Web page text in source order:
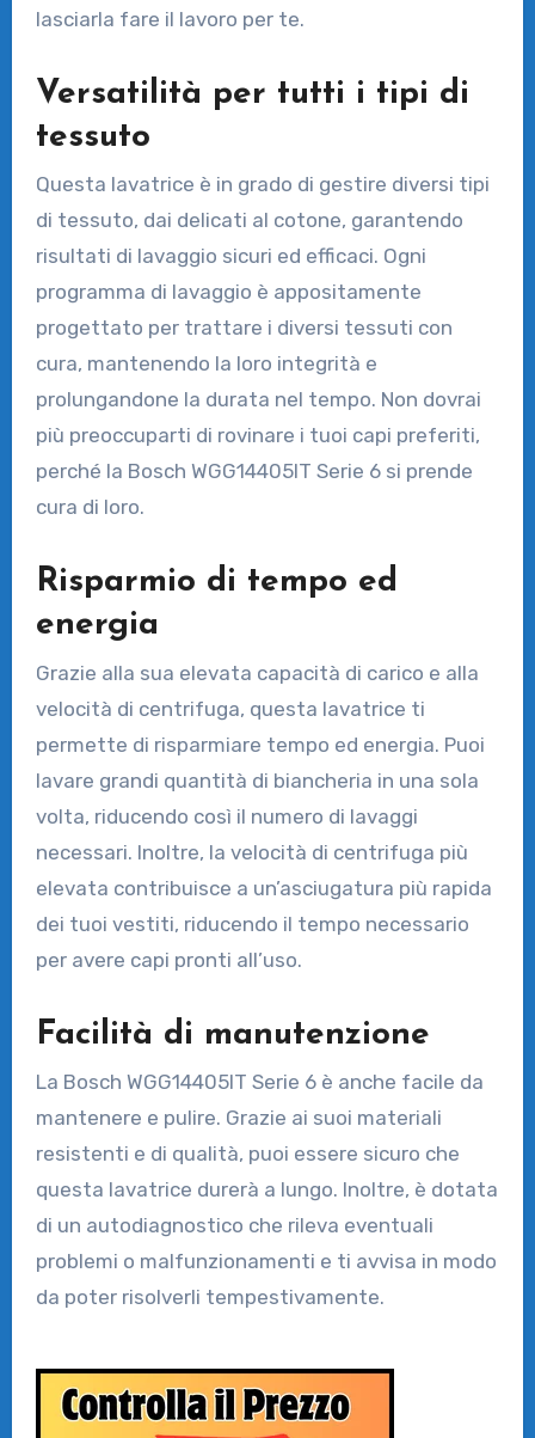
lasciarla fare il lavoro per te.
Versatilità per tutti i tipi di
tessuto
Questa lavatrice è in grado di gestire diversi tipi
di tessuto, dai delicati al cotone, garantendo
risultati di lavaggio sicuri ed efficaci. Ogni
programma di lavaggio è appositamente
progettato per trattare i diversi tessuti con
cura, mantenendo la loro integrità e
prolungandone la durata nel tempo. Non dovrai
più preoccuparti di rovinare i tuoi capi preferiti,
perché la Bosch WGG14405IT Serie 6 si prende
cura di loro.
Risparmio di tempo ed
energia
Grazie alla sua elevata capacità di carico e alla
velocità di centrifuga, questa lavatrice ti
permette di risparmiare tempo ed energia. Puoi
lavare grandi quantità di biancheria in una sola
volta, riducendo così il numero di lavaggi
necessari. Inoltre, la velocità di centrifuga più
elevata contribuisce a un’asciugatura più rapida
dei tuoi vestiti, riducendo il tempo necessario
per avere capi pronti all’uso.
Facilità di manutenzione
La Bosch WGG14405IT Serie 6 è anche facile da
mantenere e pulire. Grazie ai suoi materiali
resistenti e di qualità, puoi essere sicuro che
questa lavatrice durerà a lungo. Inoltre, è dotata
di un autodiagnostico che rileva eventuali
problemi o malfunzionamenti e ti avvisa in modo
da poter risolverli tempestivamente.